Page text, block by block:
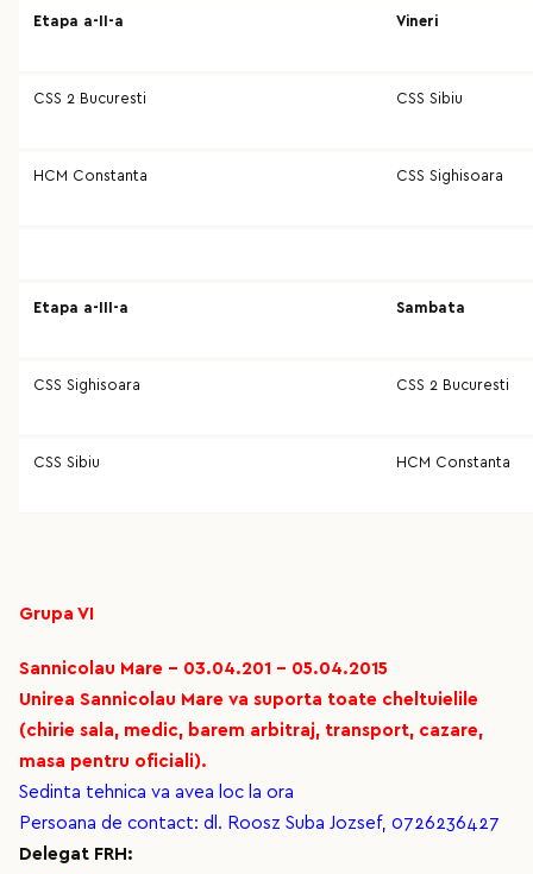
Etapa a-II-a Vineri
CSS 2 Bucuresti CSS Sibiu
HCM Constanta CSS Sighisoara
Etapa a-III-a Sambata
CSS Sighisoara CSS 2 Bucuresti
CSS Sibiu HCM Constanta
Grupa VI
Sannicolau Mare - 03.04.201 - 05.04.2015
Unirea Sannicolau Mare va suporta toate cheltuielile
(chirie sala, medic, barem arbitraj, transport, cazare,
masa pentru oficiali).
Sedinta tehnica va avea loc la ora
Persoana de contact: dl. Roosz Suba Jozsef, 0726236427
Delegat FRH: